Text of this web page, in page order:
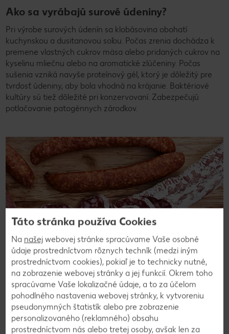
Ako sa vyrábajú surové údeniny?
Pri výrobe surových údenín sa klobásovina obohatí
kuchynskou a dusitanovou soľou. Počas zrenia dochádza k
premene vlastných cukrov mäsa alebo pridaných cukrov na
kyselinu mliečnu alebo na aromatické zlúčeniny. Počas
sušenia vzniká navyše proteínový gél, ktorý je dôležitý pre
tvrdosť údeniny, aby bola vhodná na krájanie. Baktériové
kultúry sú tiež dôležité pri konzervovaní. Zabezpečujú
potlačovanie patogénnych zárodkov.
Aké druhy surových údenín existujú?
Táto stránka používa Cookies
Na našej webovej stránke spracúvame Vaše osobné
údaje prostredníctvom rôznych techník (medzi iným
prostredníctvom cookies), pokiaľ je to technicky nutné,
na zobrazenie webovej stránky a jej funkcií. Okrem toho
spracúvame Vaše lokalizačné údaje, a to za účelom
pohodlného nastavenia webovej stránky, k vytvoreniu
pseudonymných štatistík alebo pre zobrazenie
personalizovaného (reklamného) obsahu
prostredníctvom nás alebo tretej osoby, avšak len za